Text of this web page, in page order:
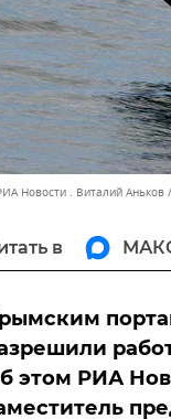
Новости . Виталий Аньков
в
этом РИА